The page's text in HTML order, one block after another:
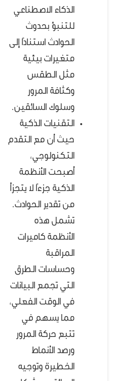
الذكاء الاصطناعي
للتنبؤ بحدوث
الحوادث استنادًا إلى
متغيرات بيئية
مثل الطقس
وكثافة المرور
وسلوك السائقين.
التقنيات الذكية
حيث أن مع التقدم
التكنولوجي،
أصبحت الأنظمة
الذكية جزءًا لا يتجزأ
من تقدير الحوادث.
تشمل هذه
الأنظمة كاميرات
المراقبة
وحساسات الطرق
التي تجمع البيانات
في الوقت الفعلي،
مما يسهم في
تتبع حركة المرور
ورصد الأنماط
الخطيرة وتوجيه